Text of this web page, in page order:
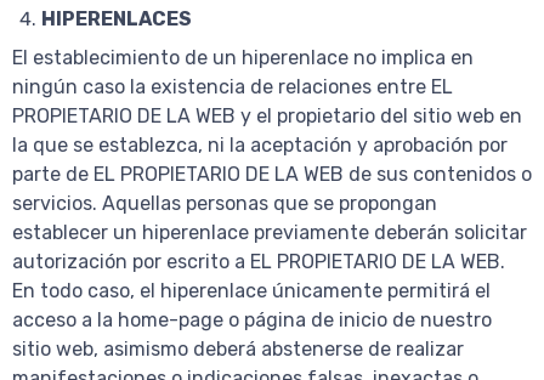
HIPERENLACES
El establecimiento de un hiperenlace no implica en
ningún caso la existencia de relaciones entre EL
PROPIETARIO DE LA WEB y el propietario del sitio web en
la que se establezca, ni la aceptación y aprobación por
parte de EL PROPIETARIO DE LA WEB de sus contenidos o
servicios. Aquellas personas que se propongan
establecer un hiperenlace previamente deberán solicitar
autorización por escrito a EL PROPIETARIO DE LA WEB.
En todo caso, el hiperenlace únicamente permitirá el
acceso a la home-page o página de inicio de nuestro
sitio web, asimismo deberá abstenerse de realizar